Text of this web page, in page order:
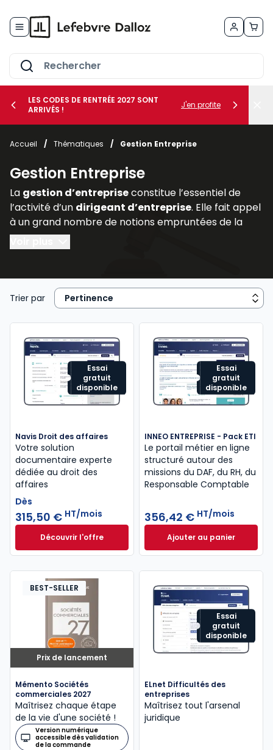
le sous-menu Vos métiers
le sous-menu Vos besoins
LES CODES DE RENTRÉE 2027 SONT
ARRIVÉS !
J'en profite
Accueil / Thématiques / Gestion Entreprise
Gestion Entreprise
La gestion d’entrepriseconstitue l’essentiel de
l’activité d’un dirigeant d’entreprise. Elle fait appel
à un grand nombre de notions empruntées de la
comptabilité, de la finance (
moyen de la
juridique, contrats commerciaux, fiscalité, cadre
réglementaire et légal de l’activité), de la
de ressources humaines...
Trier par
Essai
gratuit
disponible
Navis Droit des affaires
Votre solution
documentaire experte
dédiée au droit des
affaires
Dès
315,50 € HT/mois
Découvrir l'offreNavis Droit des affaires à partir de
Dès
Essai
gratuit
disponible
INNEO ENTREPRISE - Pack ETI
Le portail métier en ligne
structuré autour des
missions​ du DAF, du RH, du
Responsable Comptable
356,42 € HT/mois
Ajouter au panier
INNEO
Prix de lancement
BEST-SELLER
Mémento Sociétés
commerciales 2027
Maîtrisez chaque étape
de la vie d'une société !
Version numérique
accessible dès validation
de la commande
Essai
gratuit
disponible
ELnet Difficultés des
entreprises
Maîtrisez tout l'arsenal
juridique